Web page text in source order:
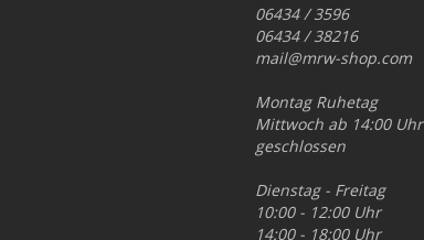
06434 / 3596
06434 / 38216
mail@mrw-shop.com
Montag Ruhetag
Mittwoch ab 14:00 Uhr
geschlossen
Dienstag - Freitag
10:00 - 12:00 Uhr
14:00 - 18:00 Uhr